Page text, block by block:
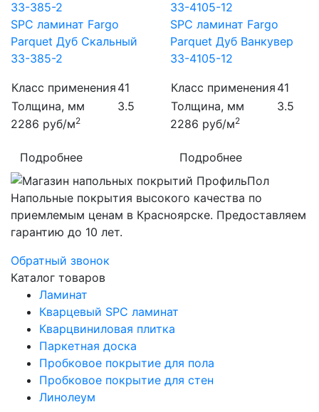
SPC ламинат Fargo
Parquet Дуб Скальный
33-385-2
Класс применения 41
Толщина, мм
3.5
2286 руб/м2
Подробнее
SPC ламинат Fargo
Parquet Дуб Ванкувер
33-4105-12
Класс применения 41
Толщина, мм
3.5
2286 руб/м2
Подробнее
Напольные покрытия высокого качества по
приемлемым ценам в Красноярске. Предоставляем
гарантию до 10 лет.
Обратный звонок
Каталог товаров
Ламинат
Кварцевый SPC ламинат
Кварцвиниловая плитка
Паркетная доска
Пробковое покрытие для пола
Пробковое покрытие для стен
Линолеум